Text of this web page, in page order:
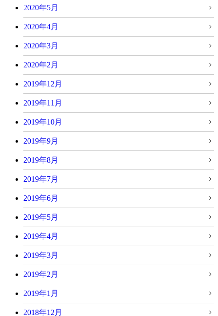
2020年5月
2020年4月
2020年3月
2020年2月
2019年12月
2019年11月
2019年10月
2019年9月
2019年8月
2019年7月
2019年6月
2019年5月
2019年4月
2019年3月
2019年2月
2019年1月
2018年12月